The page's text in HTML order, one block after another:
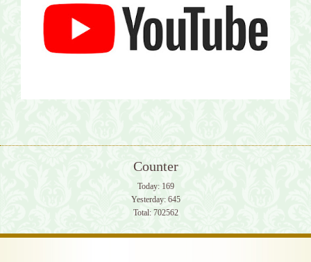
Counter
Today: 169
Yesterday: 645
Total: 702562